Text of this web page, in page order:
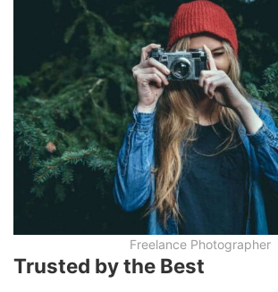
Freelance Photographer
Trusted by the Best